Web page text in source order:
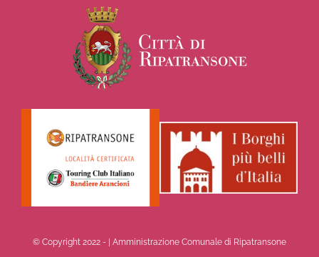
© Copyright 2022 - | Amministrazione Comunale di Ripatransone